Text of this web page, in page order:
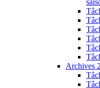
Archives